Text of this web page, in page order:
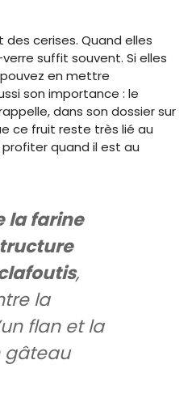
cerises. Quand elles
suffit souvent. Si elles
en mettre
son importance : le
dans son dossier sur
ce fruit reste très lié au
quand il est au
la farine
,
la
flan et la
gâteau